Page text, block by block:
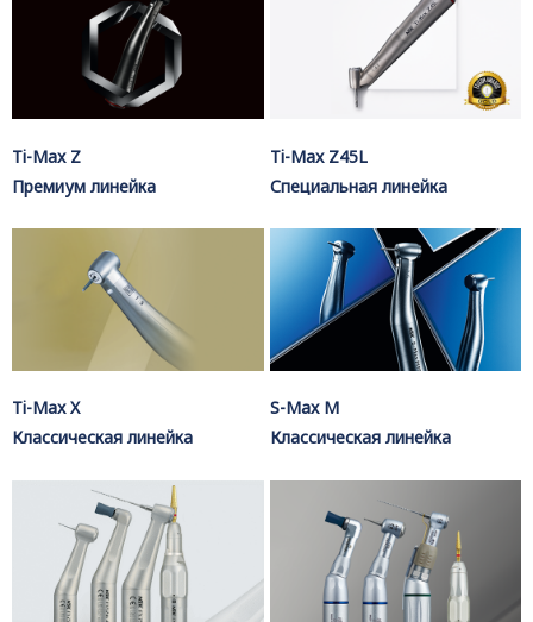
Ti-Max Z
Премиум линейка
Ti-Max Z45L
Специальная линейка
Ti-Max X
Классическая линейка
S-Max M
Классическая линейка